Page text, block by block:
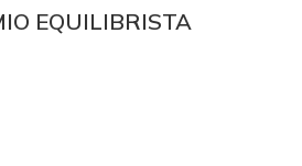
EQUILIBRISTA